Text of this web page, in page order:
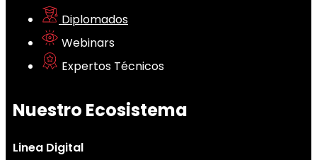
Diplomados
Webinars
Expertos Técnicos
Nuestro Ecosistema
Linea Digital